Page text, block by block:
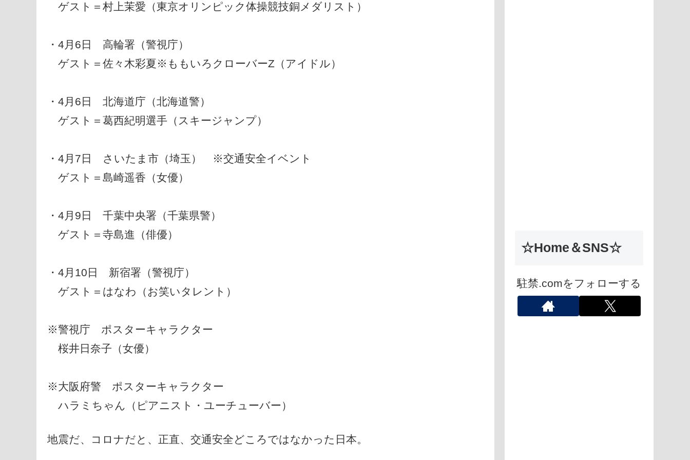
ゲスト＝村上茉愛（東京オリンピック体操競技銅メダリスト）
・4月6日 高輪署（警視庁）
ゲスト＝佐々木彩夏※ももいろクローバーZ（アイドル）
・4月6日 北海道庁（北海道警）
ゲスト＝葛西紀明選手（スキージャンプ）
・4月7日 さいたま市（埼玉） ※交通安全イベント
ゲスト＝島崎遥香（女優）
・4月9日 千葉中央署（千葉県警）
ゲスト＝寺島進（俳優）
・4月10日 新宿署（警視庁）
ゲスト＝はなわ（お笑いタレント）
※警視庁 ポスターキャラクター
桜井日奈子（女優）
※大阪府警 ポスターキャラクター
ハラミちゃん（ピアニスト・ユーチューバー）
地震だ、コロナだと、正直、交通安全どころではなかった日本。
☆Home＆SNS☆
駐禁.comをフォローする